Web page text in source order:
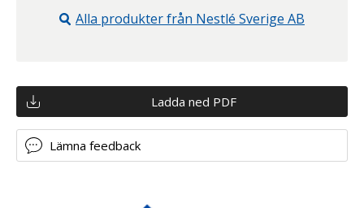
Alla produkter från Nestlé Sverige AB
Ladda ned PDF
Lämna feedback